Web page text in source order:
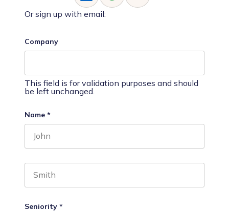
Or sign up with email:
Company
This field is for validation purposes and should
be left unchanged.
Name *
Seniority *